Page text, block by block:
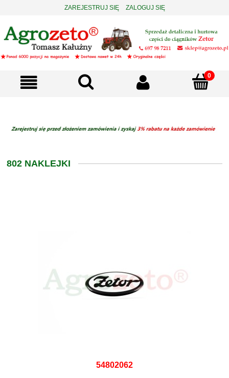
ZAREJESTRUJ SIĘ ZALOGUJ SIĘ
802 NAKLEJKI
54802062